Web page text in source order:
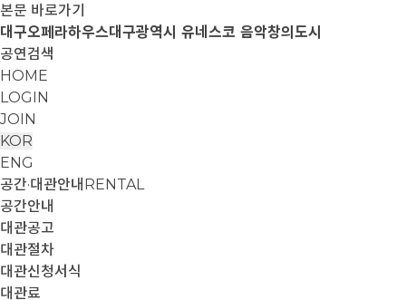
본문 바로가기
대구오페라하우스대구광역시 유네스코 음악창의도시
공연검색
HOME
LOGIN
JOIN
KOR
ENG
공간·대관안내 RENTAL
공간안내
대관공고
대관절차
대관신청서식
대관료